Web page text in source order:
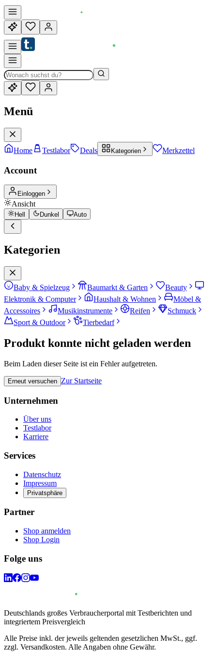
Menü
Home Testlabor Deals Kategorien Merkzettel
Account
Einloggen
Ansicht
Hell Dunkel Auto
Kategorien
Baby & Spielzeug Baumarkt & Garten
Beauty
Elektronik & Computer
Haushalt & Wohnen
Möbel &
Accessoires
Musikinstrumente Reifen
Schmuck
Sport & Outdoor
Tierbedarf
Produkt konnte nicht geladen werden
Beim Laden dieser Seite ist ein Fehler aufgetreten.
Erneut versuchen Zur Startseite
Unternehmen
Über uns
Testlabor
Karriere
Services
Datenschutz
Impressum
Privatsphäre
Partner
Shop anmelden
Shop Login
Folge uns
Deutschlands großes Verbraucherportal mit Testberichten und
integriertem Preisvergleich
Alle Preise inkl. der jeweils geltenden gesetzlichen MwSt., ggf.
zzgl. Versandkosten. Alle Angaben ohne Gewähr.